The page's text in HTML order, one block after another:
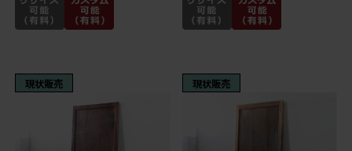
現状販売 現状販売